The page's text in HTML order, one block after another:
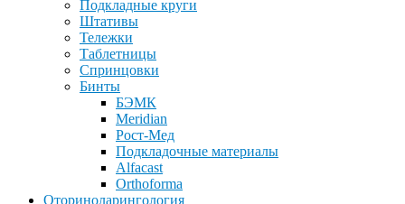
Подкладные круги
Штативы
Тележки
Таблетницы
Спринцовки
Бинты
БЭМК
Meridian
Рост-Мед
Подкладочные материалы
Alfacast
Orthoforma
Оториноларингология